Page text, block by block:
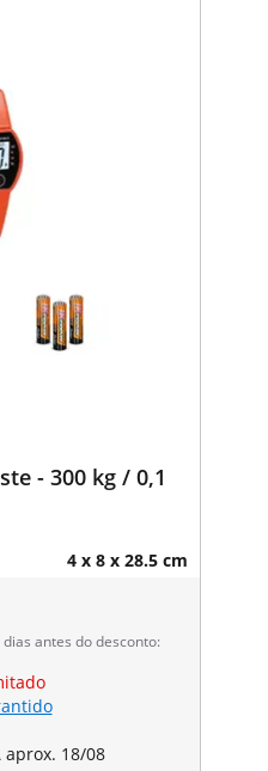
- 300 kg / 0,1
4 x 8 x 28.5 cm
antes do desconto:
aprox. 18/08